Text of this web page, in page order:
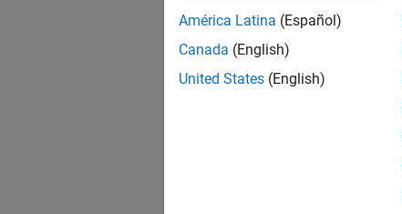
América Latina (Español)
Canada (English)
United States (English)